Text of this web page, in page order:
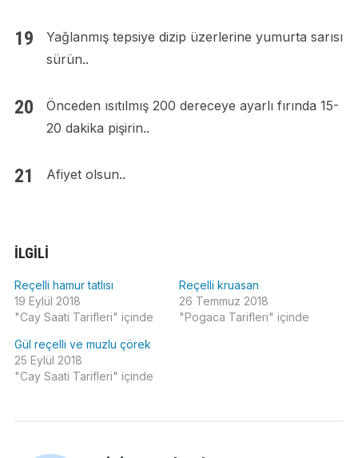
Yağlanmış tepsiye dizip üzerlerine yumurta sarısı
sürün..
Önceden ısıtılmış 200 dereceye ayarlı fırında 15-
20 dakika pişirin..
Afiyet olsun..
İLGILI
Reçelli hamur tatlısı
19 Eylül 2018
"Cay Saati Tarifleri" içinde
Reçelli kruasan
26 Temmuz 2018
"Pogaca Tarifleri" içinde
Gül reçelli ve muzlu çörek
25 Eylül 2018
"Cay Saati Tarifleri" içinde